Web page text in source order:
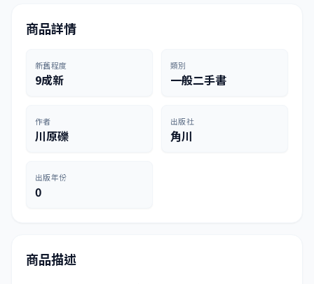
商品詳情
新舊程度
9成新
類別
一般二手書
作者
川原礫
出版社
角川
出版年份
0
商品描述